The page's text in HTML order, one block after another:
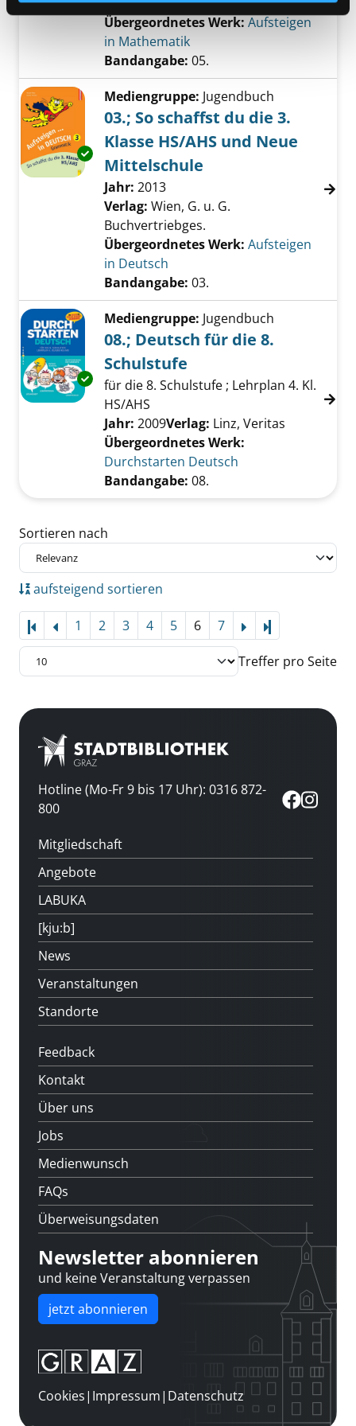
Übergeordnetes Werk: Aufsteigen
in Mathematik
Bandangabe: 05.
Exemplar-Details von 03.; So schaffst du die
Mediengruppe: Jugendbuch
03.; So schaffst du die 3.
Klasse HS/AHS und Neue
Mittelschule
Suche nach diesem Verfasser
Jahr: 2013
Verlag: Wien, G. u. G.
Buchvertriebges.
Übergeordnetes Werk: Aufsteigen
in Deutsch
Bandangabe: 03.
Exemplar-Details von 08.; Deutsch für die 8.
Mediengruppe: Jugendbuch
08.; Deutsch für die 8.
Schulstufe
für die 8. Schulstufe ; Lehrplan 4. Kl.
HS/AHS
Suche nach diesem Verfasser
Jahr: 2009Verlag: Linz, Veritas
Übergeordnetes Werk:
Durchstarten Deutsch
Bandangabe: 08.
Zu den Suchfiltern springen
Sortieren nach
aufsteigend sortieren
1 2 3 4 5 6 7
Treffer pro Seite
Hotline (Mo-Fr 9 bis 17 Uhr): 0316 872-
800
Mitgliedschaft
Angebote
LABUKA
[kju:b]
News
Veranstaltungen
Standorte
Feedback
Kontakt
Über uns
Jobs
Medienwunsch
FAQs
Überweisungsdaten
Newsletter abonnieren
und keine Veranstaltung verpassen
jetzt abonnieren
Cookies| Impressum| Datenschutz